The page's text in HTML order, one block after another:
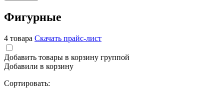
Фигурные
4 товара Скачать прайс-лист
Добавить товары в корзину группой
Добавили в корзину
Сортировать: